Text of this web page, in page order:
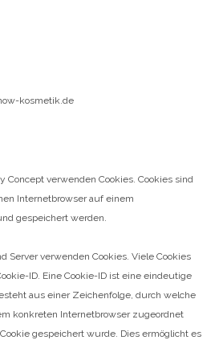
kosmetik.de
Concept verwenden Cookies. Cookies sind
Internetbrowser auf einem
gespeichert werden.
Server verwenden Cookies. Viele Cookies
ID. Eine Cookie-ID ist eine eindeutige
aus einer Zeichenfolge, durch welche
konkreten Internetbrowser zugeordnet
gespeichert wurde. Dies ermöglicht es